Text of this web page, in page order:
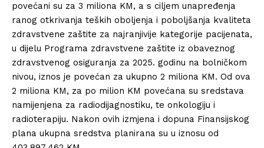
povećani su za 3 miliona KM, a s ciljem unapređenja
ranog otkrivanja teških oboljenja i poboljšanja kvaliteta
zdravstvene zaštite za najranjivije kategorije pacijenata,
u dijelu Programa zdravstvene zaštite iz obaveznog
zdravstvenog osiguranja za 2025. godinu na bolničkom
nivou, iznos je povećan za ukupno 2 miliona KM. Od ova
2 miliona KM, za po milion KM povećana su sredstava
namijenjena za radiodijagnostiku, te onkologiju i
radioterapiju. Nakon ovih izmjena i dopuna Finansijskog
plana ukupna sredstva planirana su u iznosu od